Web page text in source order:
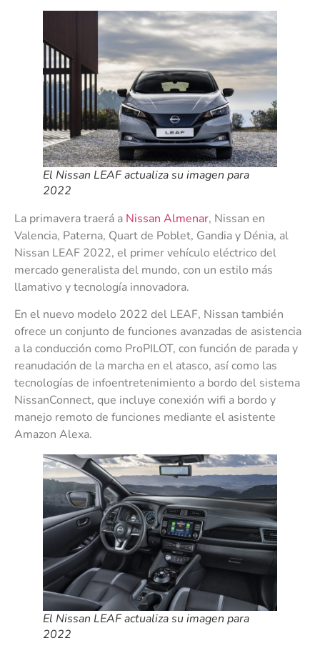
El Nissan LEAF actualiza su imagen para
2022
La primavera traerá a Nissan Almenar, Nissan en
Valencia, Paterna, Quart de Poblet, Gandia y Dénia, al
Nissan LEAF 2022, el primer vehículo eléctrico del
mercado generalista del mundo, con un estilo más
llamativo y tecnología innovadora.
En el nuevo modelo 2022 del LEAF, Nissan también
ofrece un conjunto de funciones avanzadas de asistencia
a la conducción como ProPILOT, con función de parada y
reanudación de la marcha en el atasco, así como las
tecnologías de infoentretenimiento a bordo del sistema
NissanConnect, que incluye conexión wifi a bordo y
manejo remoto de funciones mediante el asistente
Amazon Alexa.
El Nissan LEAF actualiza su imagen para
2022